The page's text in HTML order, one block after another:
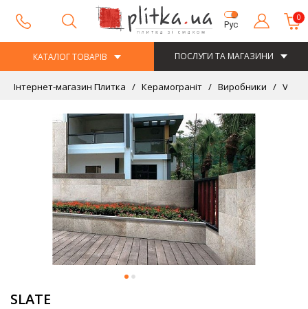
Рус
0
КАТАЛОГ ТОВАРІВ ПОСЛУГИ ТА МАГАЗИНИ
Інтернет-магазин Плитка Керамограніт Виробники
SLATE